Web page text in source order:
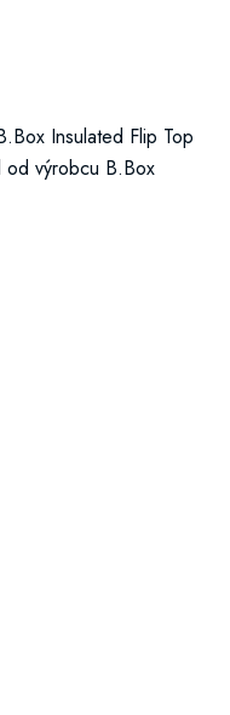
Insulated Flip Top
od výrobcu B.Box